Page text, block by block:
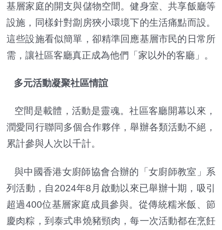
基層家庭的開支與儲物空間。健身室、共享飯廳等
設施，同樣針對劏房狹小環境下的生活痛點而設。
這些設施看似簡單，卻精準回應基層市民的日常所
需，讓社區客廳真正成為他們「家以外的客廳」。
多元活動凝聚社區情誼
空間是載體，活動是靈魂。社區客廳開幕以來，
潤愛同行聯同多個合作夥伴，舉辦各類活動不絕，
累計參與人次以千計。
與中國香港女廚師協會合辦的「女廚師教室」系
列活動，自2024年8月啟動以來已舉辦十期，吸引
超過400位基層家庭成員參與。從傳統糯米飯、節
慶肉粽，到泰式串燒豬頸肉，每一次活動都在烹飪